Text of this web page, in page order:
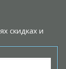
скидках и